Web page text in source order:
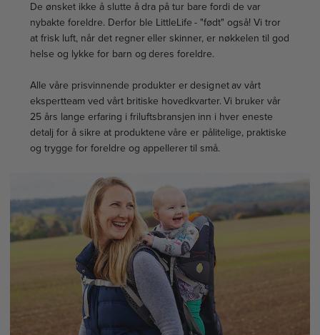
De ønsket ikke å slutte å dra på tur bare fordi de var
nybakte foreldre. Derfor ble LittleLife - "født" også! Vi tror
at frisk luft, når det regner eller skinner, er nøkkelen til god
helse og lykke for barn og deres foreldre.
Alle våre prisvinnende produkter er designet av vårt
ekspertteam ved vårt britiske hovedkvarter. Vi bruker vår
25 års lange erfaring i friluftsbransjen inn i hver eneste
detalj for å sikre at produktene våre er pålitelige, praktiske
og trygge for foreldre og appellerer til små.